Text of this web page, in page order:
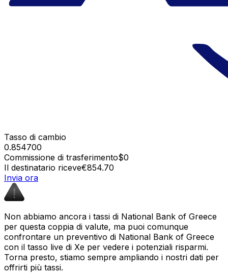
Tasso di cambio
0.854700
Commissione di trasferimento$0
Il destinatario riceve€854.70
Invia ora
Non abbiamo ancora i tassi di National Bank of Greece
per questa coppia di valute, ma puoi comunque
confrontare un preventivo di National Bank of Greece
con il tasso live di Xe per vedere i potenziali risparmi.
Torna presto, stiamo sempre ampliando i nostri dati per
offrirti più tassi.